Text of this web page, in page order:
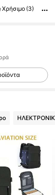
Χρήσιμο (3)